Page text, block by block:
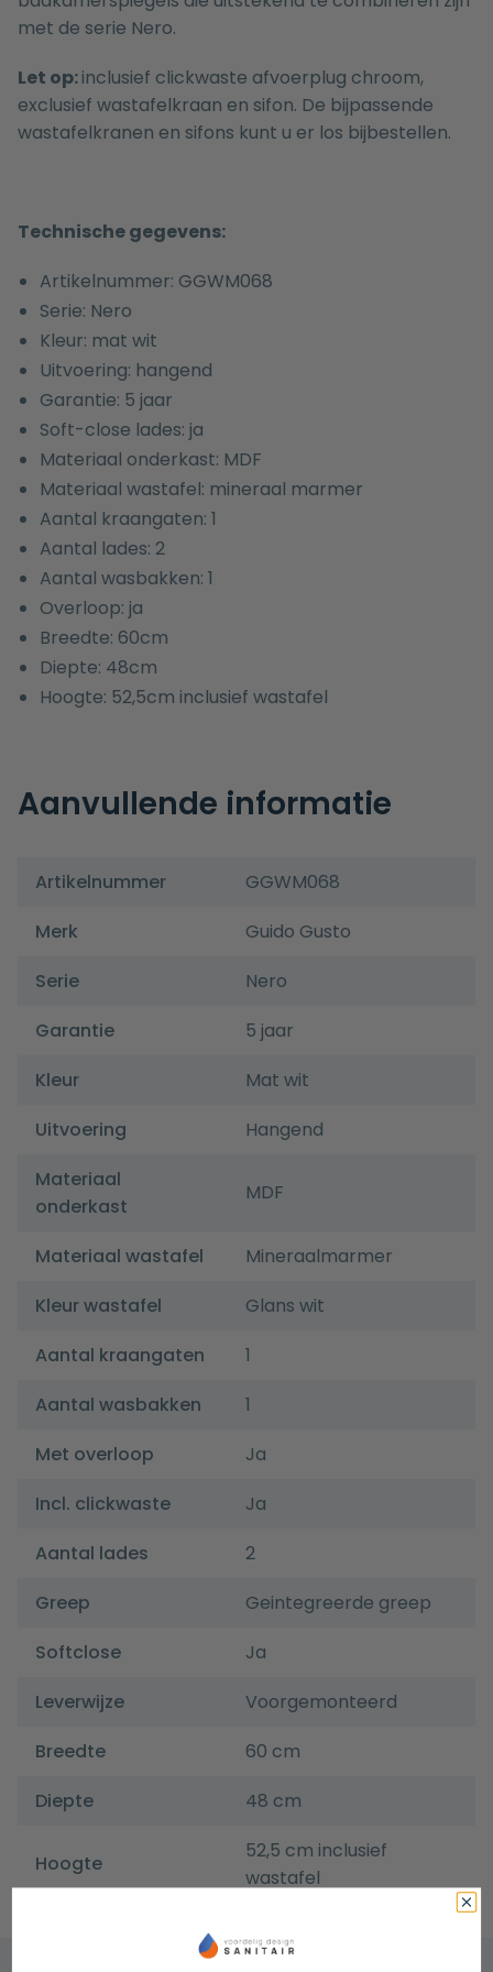
met de serie Nero.
Let op:inclusief clickwaste afvoerplug chroom,
exclusief wastafelkraan en sifon. De bijpassende
wastafelkranen en sifons kunt u er los bijbestellen.
Technische gegevens:
Artikelnummer: GGWM068
Serie: Nero
Kleur: mat wit
Uitvoering: hangend
Garantie: 5 jaar
Soft-close lades: ja
Materiaal onderkast: MDF
Materiaal wastafel: mineraal marmer
Aantal kraangaten: 1
Aantal lades: 2
Aantal wasbakken: 1
Overloop: ja
Breedte: 60cm
Diepte: 48cm
Hoogte: 52,5cm inclusief wastafel
Aanvullende informatie
Artikelnummer
GGWM068
Merk
Guido Gusto
Serie
Nero
Garantie
5 jaar
Kleur
Mat wit
Uitvoering
Hangend
Materiaal
onderkast
MDF
Materiaal wastafel
Mineraalmarmer
Kleur wastafel
Glans wit
Aantal kraangaten
1
Aantal wasbakken
1
Met overloop
Ja
Incl. clickwaste
Ja
Aantal lades
2
Greep
Geintegreerde greep
Softclose
Ja
Leverwijze
Voorgemonteerd
Breedte
60 cm
Diepte
48 cm
Hoogte
52,5 cm inclusief
wastafel